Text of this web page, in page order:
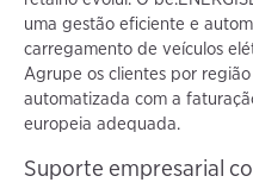
uma gestão eficiente e
carregamento de veículos
Agrupe os clientes por
automatizada com a
europeia adequada.
Suporte empresarial